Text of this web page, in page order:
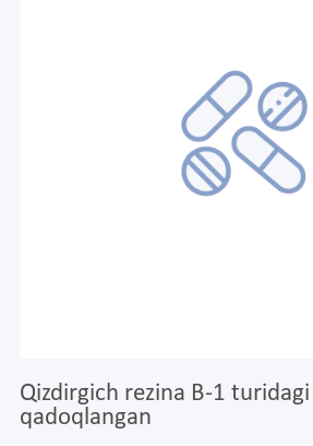
Qizdirgich rezina B-1
qadoqlangan